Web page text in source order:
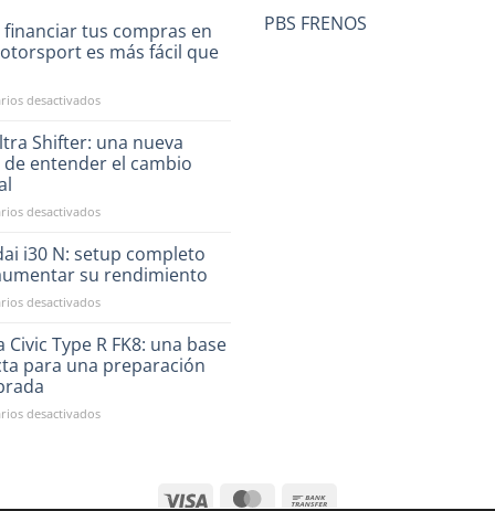
tus compras en
es más fácil que
desactivadosen
financiar
compras
RST
es
más
fácil
que
Shifter: una nueva
entender el cambio
desactivadosen
Ultra
Shifter:
una
nueva
de
entender
el
manual
i30 N: setup completo
su rendimiento
desactivadosen
i30
setup
para
Civic Type R FK8: una base
para una preparación
desactivadosen
FK8:
PBS FRENOS